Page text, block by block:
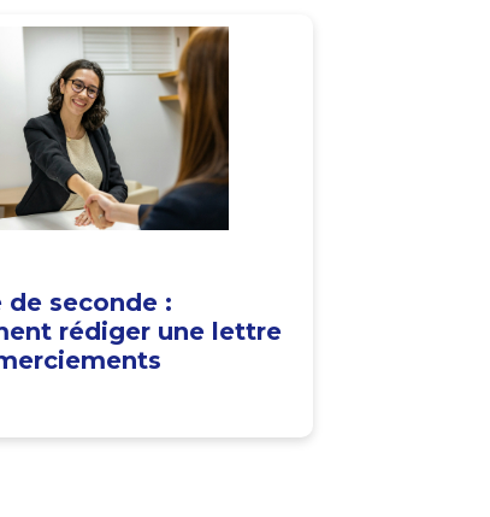
de seconde :
rédiger une lettre